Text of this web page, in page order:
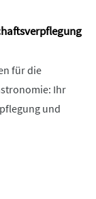
für die
Ihr
und